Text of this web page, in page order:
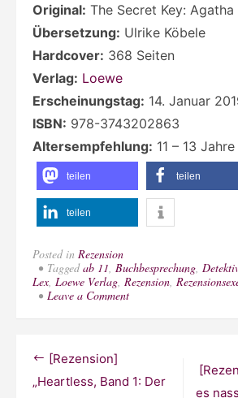
Original: The Secret Key: Agatha
Übersetzung: Ulrike Köbele
Hardcover: 368 Seiten
Verlag: Loewe
Erscheinungstag: 14. Januar
ISBN: 978-3743202863
Altersempfehlung: 11 – 13 Jahre
teilen teilen
teilen
Posted in Rezension
Taggedab 11, Buchbesprechung,
Lex, Loewe Verlag, Rezension,
Leave a Commenton
Verbrechen
wartet
Beitragsnavigation
es
[Rezension]
„Heartless, Band 1: Der